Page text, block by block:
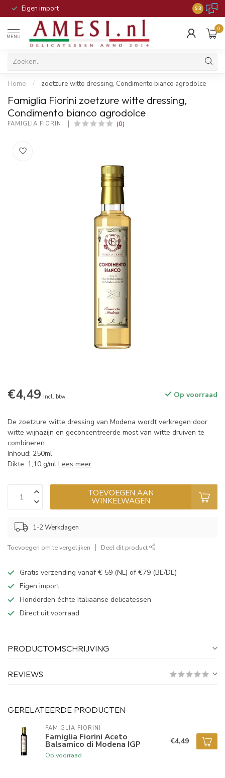
Eigen import 9.3
MENU
0
Home / zoetzure witte dressing, Condimento bianco agrodolce
Famiglia Fiorini zoetzure witte dressing,
Condimento bianco agrodolce
FAMIGLIA FIORINI (0)
€4,49 Incl. btw Op voorraad
De zoetzure witte dressing van Modena wordt verkregen door
witte wijnazijn en geconcentreerde most van witte druiven te
combineren.
Inhoud: 250ml
Dikte: 1,10 g/ml Lees meer.
TOEVOEGEN AAN
WINKELWAGEN
1-2 Werkdagen
Toevoegen om te vergelijken Deel dit product
Gratis verzending vanaf € 59 (NL) of €79 (BE/DE)
Eigen import
Honderden échte Italiaanse delicatessen
Direct uit voorraad
PRODUCTOMSCHRIJVING
REVIEWS
GERELATEERDE PRODUCTEN
FAMIGLIA FIORINI
Famiglia Fiorini Aceto
Balsamico di Modena IGP
Op voorraad
€4,49